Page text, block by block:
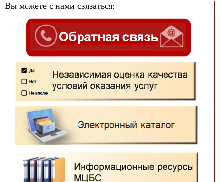
Вы можете с нами связаться: